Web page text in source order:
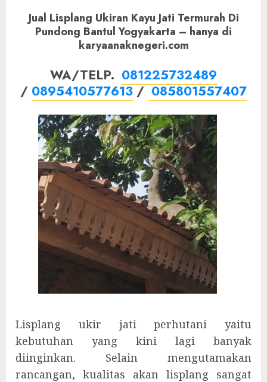
Jual Lisplang Ukiran Kayu Jati Termurah Di
Pundong Bantul Yogyakarta – hanya di
karyaanaknegeri.com
WA/TELP. 081225732489
/ 0895410577613/085801557407
Lisplang ukir jati perhutani yaitu
kebutuhan yang kini lagi banyak
diinginkan. Selain mengutamakan
rancangan, kualitas akan lisplang sangat